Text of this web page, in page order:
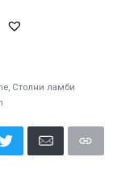
, Столни ламби